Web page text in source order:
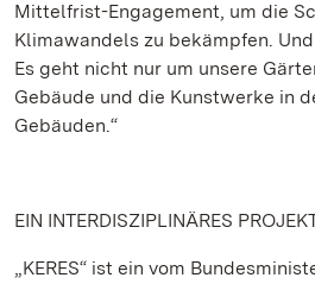
Mittelfrist-Engagement, um die
Klimawandels zu bekämpfen.
Es geht nicht nur um unsere
Gebäude und die Kunstwerke in
Gebäuden.“
EIN INTERDISZIPLINÄRES
„KERES“ ist ein vom